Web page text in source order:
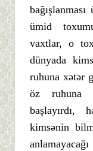
ümid
vaxtlar, o
dünyada
ruhuna xətər
öz ruhuna
başlayırdı,
kimsənin